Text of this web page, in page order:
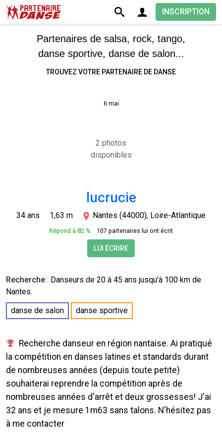
INSCRIPTION
Partenaires de salsa, rock, tango,
danse sportive, danse de salon...
TROUVEZ VOTRE PARTENAIRE DE DANSE
6 mai
2 photos
disponibles
lucrucie
34 ans 1,63 m Nantes (44000), Loire-Atlantique
Répond à 82 % 107 partenaires lui ont écrit
LUI ÉCRIRE
Recherche : Danseurs de 20 à 45 ans jusqu'à 100 km de
Nantes.
danse de salon
danse sportive
Recherche danseur en région nantaise. Ai pratiqué
la compétition en danses latines et standards durant
de nombreuses années (depuis toute petite)
souhaiterai reprendre la compétition après de
nombreuses années d'arrêt et deux grossesses! J'ai
32 ans et je mesure 1m63 sans talons. N'hésitez pas
à me contacter